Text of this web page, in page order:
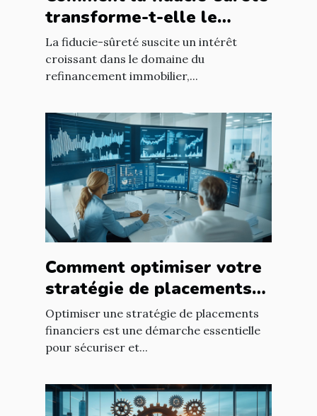
transforme-t-elle le
refinancement immobilier
?
La fiducie-sûreté suscite un intérêt
croissant dans le domaine du
refinancement immobilier,...
Comment optimiser votre
stratégie de placements
financiers ?
Optimiser une stratégie de placements
financiers est une démarche essentielle
pour sécuriser et...